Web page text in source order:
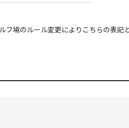
場のルール変更によりこちらの表記